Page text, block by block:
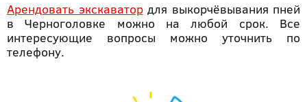
Арендовать экскаватордля выкорчёвывания пней
в Черноголовке можно на любой срок. Все
интересующие вопросы можно уточнить по
телефону.